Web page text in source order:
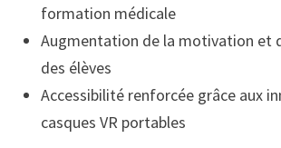
formation médicale
Augmentation de la motivation et
des élèves
Accessibilité renforcée grâce aux
casques VR portables